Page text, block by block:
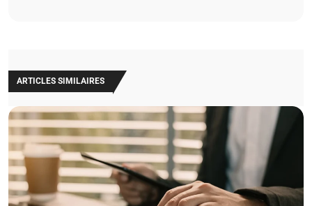
ARTICLES SIMILAIRES